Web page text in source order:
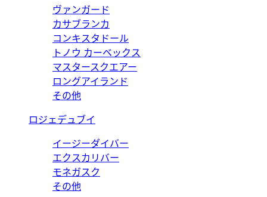
ヴァンガード
カサブランカ
コンキスタドール
トノウ カーベックス
マスタースクエアー
ロングアイランド
その他
ロジェデュブイ
イージーダイバー
エクスカリバー
モネガスク
その他